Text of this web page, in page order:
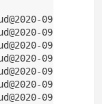
USED
09-05
09-15
09-21
09-23
09-26
09-27
09-28